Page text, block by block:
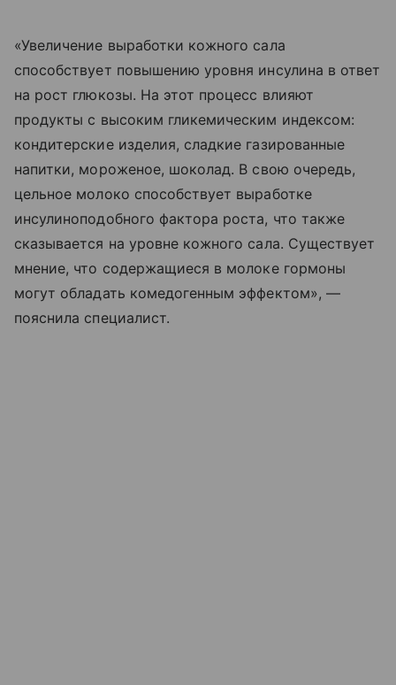
«Увеличение выработки кожного сала
способствует повышению уровня инсулина в ответ
на рост глюкозы. На этот процесс влияют
продукты с высоким гликемическим индексом:
кондитерские изделия, сладкие газированные
напитки, мороженое, шоколад. В свою очередь,
цельное молоко способствует выработке
инсулиноподобного фактора роста, что также
сказывается на уровне кожного сала. Существует
мнение, что содержащиеся в молоке гормоны
могут обладать комедогенным эффектом», —
пояснила специалист.